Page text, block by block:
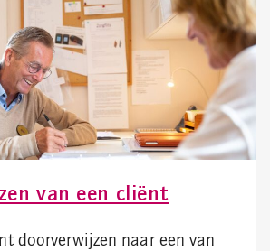
van een cliënt
doorverwijzen naar een van